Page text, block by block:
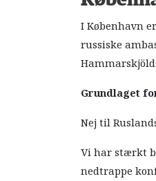
I København
russiske
Grundlaget
Nej til
Vi har stærkt
nedtrappe